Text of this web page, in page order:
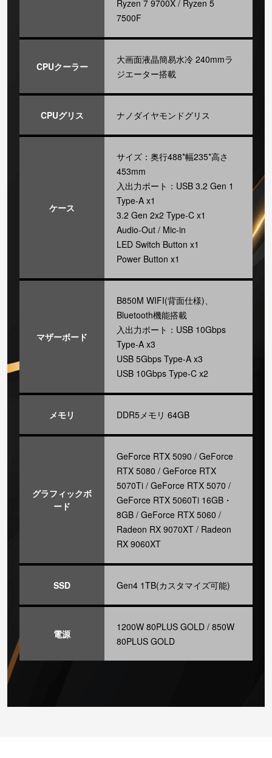
Ryzen 7 9700X / Ryzen 5
7500F
CPUクーラー
大画面液晶簡易水冷 240mmラ
ジエーター搭載
CPUグリス ナノダイヤモンドグリス
ケース
サイズ：奥行488*幅235*高さ
453mm
入出力ポート：USB 3.2 Gen 1
Type-A x1
3.2 Gen 2x2 Type-C x1
Audio-Out / Mic-in
LED Switch Button x1
Power Button x1
マザーボード
B850M WIFI(背面仕様)、
Bluetooth機能搭載
入出力ポート：USB 10Gbps
Type-A x3
USB 5Gbps Type-A x3
USB 10Gbps Type-C x2
メモリ DDR5メモリ 64GB
グラフィックボ
ード
GeForce RTX 5090 / GeForce
RTX 5080 / GeForce RTX
5070Ti / GeForce RTX 5070 /
GeForce RTX 5060Ti 16GB・
8GB / GeForce RTX 5060 /
Radeon RX 9070XT / Radeon
RX 9060XT
SSD Gen4 1TB(カスタマイズ可能)
電源
1200W 80PLUS GOLD / 850W
80PLUS GOLD